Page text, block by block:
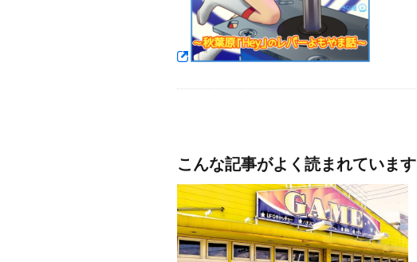
こんな記事がよく読まれています